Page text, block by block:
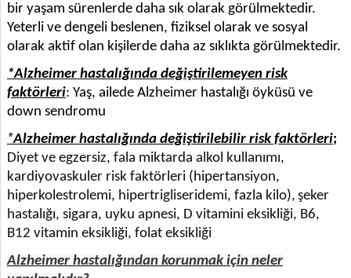
bir yaşam sürenlerde daha sık olarak görülmektedir.
Yeterli ve dengeli beslenen, fiziksel olarak ve sosyal
olarak aktif olan kişilerde daha az sıklıkta görülmektedir.
*Alzheimer hastalığında değiştirilemeyen risk
faktörleri: Yaş, ailede Alzheimer hastalığı öyküsü ve
down sendromu
*Alzheimer hastalığında değiştirilebilir risk faktörleri;
Diyet ve egzersiz, fala miktarda alkol kullanımı,
kardiyovaskuler risk faktörleri (hipertansiyon,
hiperkolestrolemi, hipertrigliseridemi, fazla kilo), şeker
hastalığı, sigara, uyku apnesi, D vitamini eksikliği, B6,
B12 vitamin eksikliği, folat eksikliği
Alzheimer hastalığından korunmak için neler